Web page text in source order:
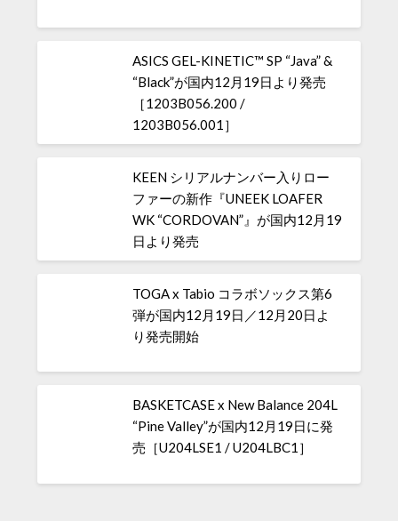
ASICS GEL-KINETIC™ SP “Java” &
“Black”が国内12月19日より発売
［1203B056.200 /
1203B056.001］
KEEN シリアルナンバー入りロー
ファーの新作『UNEEK LOAFER
WK “CORDOVAN”』が国内12月19
日より発売
TOGA x Tabio コラボソックス第6
弾が国内12月19日／12月20日よ
り発売開始
BASKETCASE x New Balance 204L
“Pine Valley”が国内12月19日に発
売［U204LSE1 / U204LBC1］